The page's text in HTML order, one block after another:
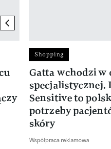
previous element
Shopping
Gatta wchodzi w
specjalistycznej.
Sensitive to
potrzeby
skóry
Współpraca reklamowa